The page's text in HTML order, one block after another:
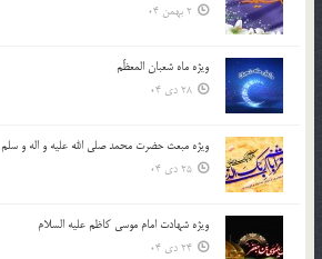
2 بهمن 04
ویژه ماه شعبان المعظّم
28 دی 04
ویژه مبعث حضرت محمد صلی الله علیه و اله و سلم
25 دی 04
ویژه شهادت امام موسی کاظم علیه السلام
24 دی 04